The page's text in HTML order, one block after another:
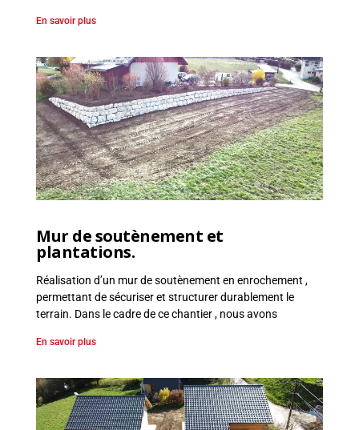
En savoir plus
Mur de soutènement et
plantations.
Réalisation d’un mur de soutènement en enrochement ,
permettant de sécuriser et structurer durablement le
terrain. Dans le cadre de ce chantier , nous avons
En savoir plus